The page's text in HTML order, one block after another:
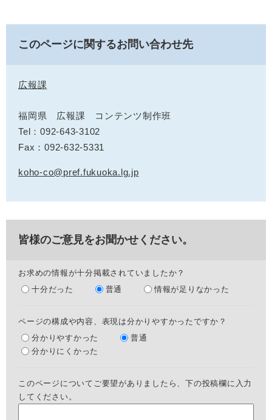
このページに関するお問い合わせ先
広報課
福岡県 広報課 コンテンツ制作班
Tel：092-643-3102
Fax：092-632-5331
koho-co@pref.fukuoka.lg.jp
皆様のご意見をお聞かせください。
お求めの情報が十分掲載されていましたか？
十分だった
普通 情報が足りなかった
ページの構成や内容、表現は分かりやすかったですか？
分かりやすかった
普通
分かりにくかった
このページについてご要望がありましたら、下の投稿欄に入力
してください。